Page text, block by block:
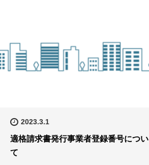
2023.3.1
適格請求書発行事業者登録番号につい
て